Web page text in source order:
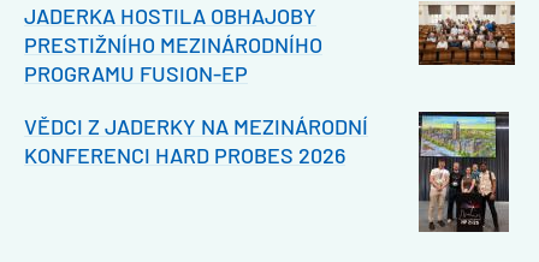
JADERKA HOSTILA OBHAJOBY
PRESTIŽNÍHO MEZINÁRODNÍHO
PROGRAMU FUSION-EP
VĚDCI Z JADERKY NA MEZINÁRODNÍ
KONFERENCI HARD PROBES 2026